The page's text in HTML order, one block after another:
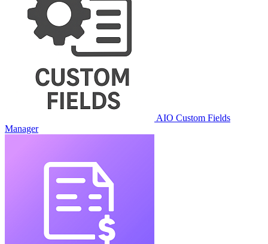
AIO Custom Fields
Manager